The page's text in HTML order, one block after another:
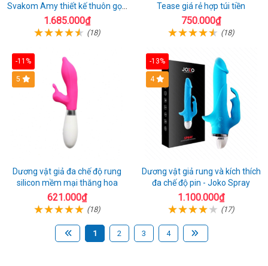
Svakom Amy thiết kế thuôn gọn
dễ dùng
1.685.000₫
(18)
Tease giá rẻ hợp túi tiền
750.000₫
(18)
-11%
5
Dương vật giả đa chế độ rung
silicon mềm mại thăng hoa
621.000₫
(18)
-13%
4
Dương vật giả rung và kích thích
đa chế độ pin - Joko Spray
1.100.000₫
(17)
1 2 3 4